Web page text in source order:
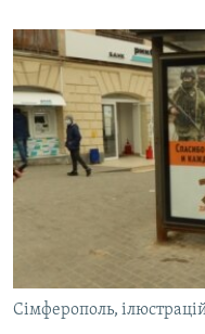
Сімферополь,